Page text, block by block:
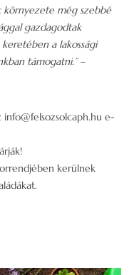
környezete még szebbé
gazdagodtak
a lakossági
támogatni.” –
info@felsozsolcaph.hu e-
kerülnek